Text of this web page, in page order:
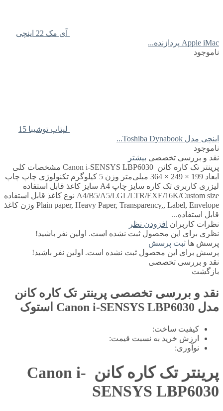
آی مک 22 اینچی
Apple iMac پردازنده...
ناموجود
لپتاپ توشیبا 15
اینچی مدل Toshiba Dynabook...
ناموجود
نقد و بررسی تخصصی بیشتر
پرینتر تک کاره کانن Canon i-SENSYS LBP6030 مشخصات کلی
ابعاد 199 × 249 × 364 میلی‌متر وزن 5 کیلوگرم تکنولوژی چاپ چاپ
لیزری کاربری تک کاره سایز چاپ A4 سایز کاغذ قابل استفاده
A4/B5/A5/LGL/LTR/EXE/16K/Custom size نوع کاغذ قابل استفاده
Plain paper, Heavy Paper, Transparency,, Label, Envelope وزن کاغذ
قابل استفاده...
نظرات کاربران افزودن نظر
نظری برای این محصول ثبت نشده است. اولین نفر باشید!
پرسش ها ثبت پرسش
پرسش برای این محصول ثبت نشده است. اولین نفر باشید!
نقد و بررسی تخصصی
بازگشت
نقد و بررسی تخصصی پرینتر تک کاره کانن
مدل Canon i-SENSYS LBP6030 استوک
کیفیت ساخت:
ارزش خرید به نسبت قیمت:
نوآوری:
پرینتر تک کاره کانن Canon i-
SENSYS LBP6030